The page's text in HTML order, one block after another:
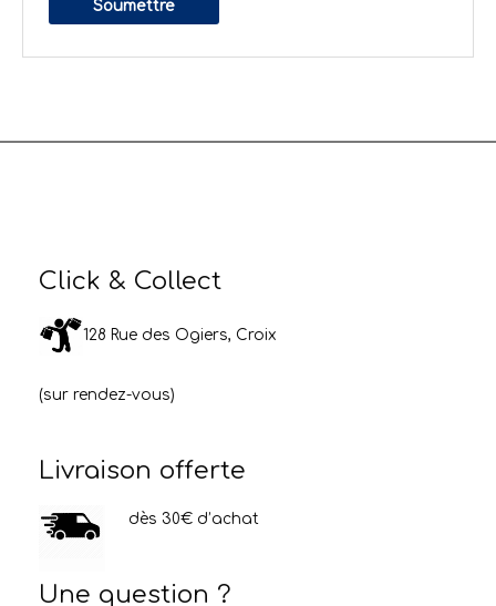
Click & Collect
128 Rue des Ogiers, Croix
(sur rendez-vous)
Livraison offerte
dès 30€ d’achat
Une question ?